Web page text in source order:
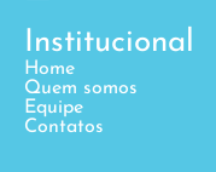
Institucional
Home
Quem somos
Equipe
Contatos